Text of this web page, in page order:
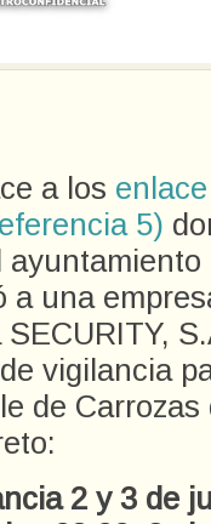
a los
5)
ayuntamiento
a una
SECURITY,
vigilancia
de Carrozas
2 y 3 de